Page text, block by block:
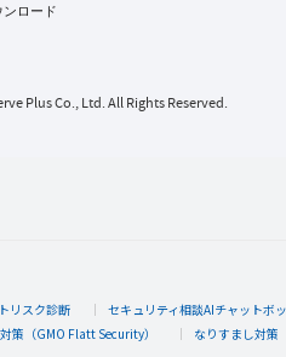
ロード
Plus Co., Ltd. All Rights Reserved.
リスク診断
セキュリティ相談AIチャットボ
策（GMO Flatt Security） なりすまし対策